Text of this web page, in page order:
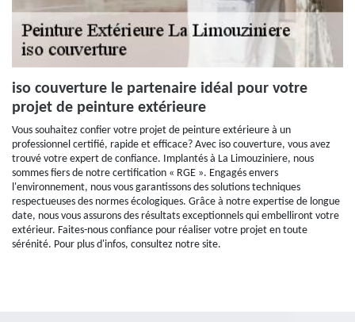
iso couverture le partenaire idéal pour votre
projet de peinture extérieure
Vous souhaitez confier votre projet de peinture extérieure à un
professionnel certifié, rapide et efficace? Avec iso couverture, vous avez
trouvé votre expert de confiance. Implantés à La Limouziniere, nous
sommes fiers de notre certification « RGE ». Engagés envers
l'environnement, nous vous garantissons des solutions techniques
respectueuses des normes écologiques. Grâce à notre expertise de longue
date, nous vous assurons des résultats exceptionnels qui embelliront votre
extérieur. Faites-nous confiance pour réaliser votre projet en toute
sérénité. Pour plus d'infos, consultez notre site.